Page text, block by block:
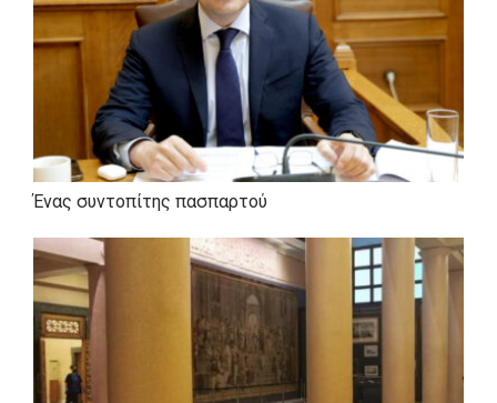
Ένας συντοπίτης πασπαρτού